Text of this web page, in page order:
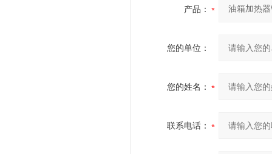
产品：
您的单位：
您的姓名：
联系电话：